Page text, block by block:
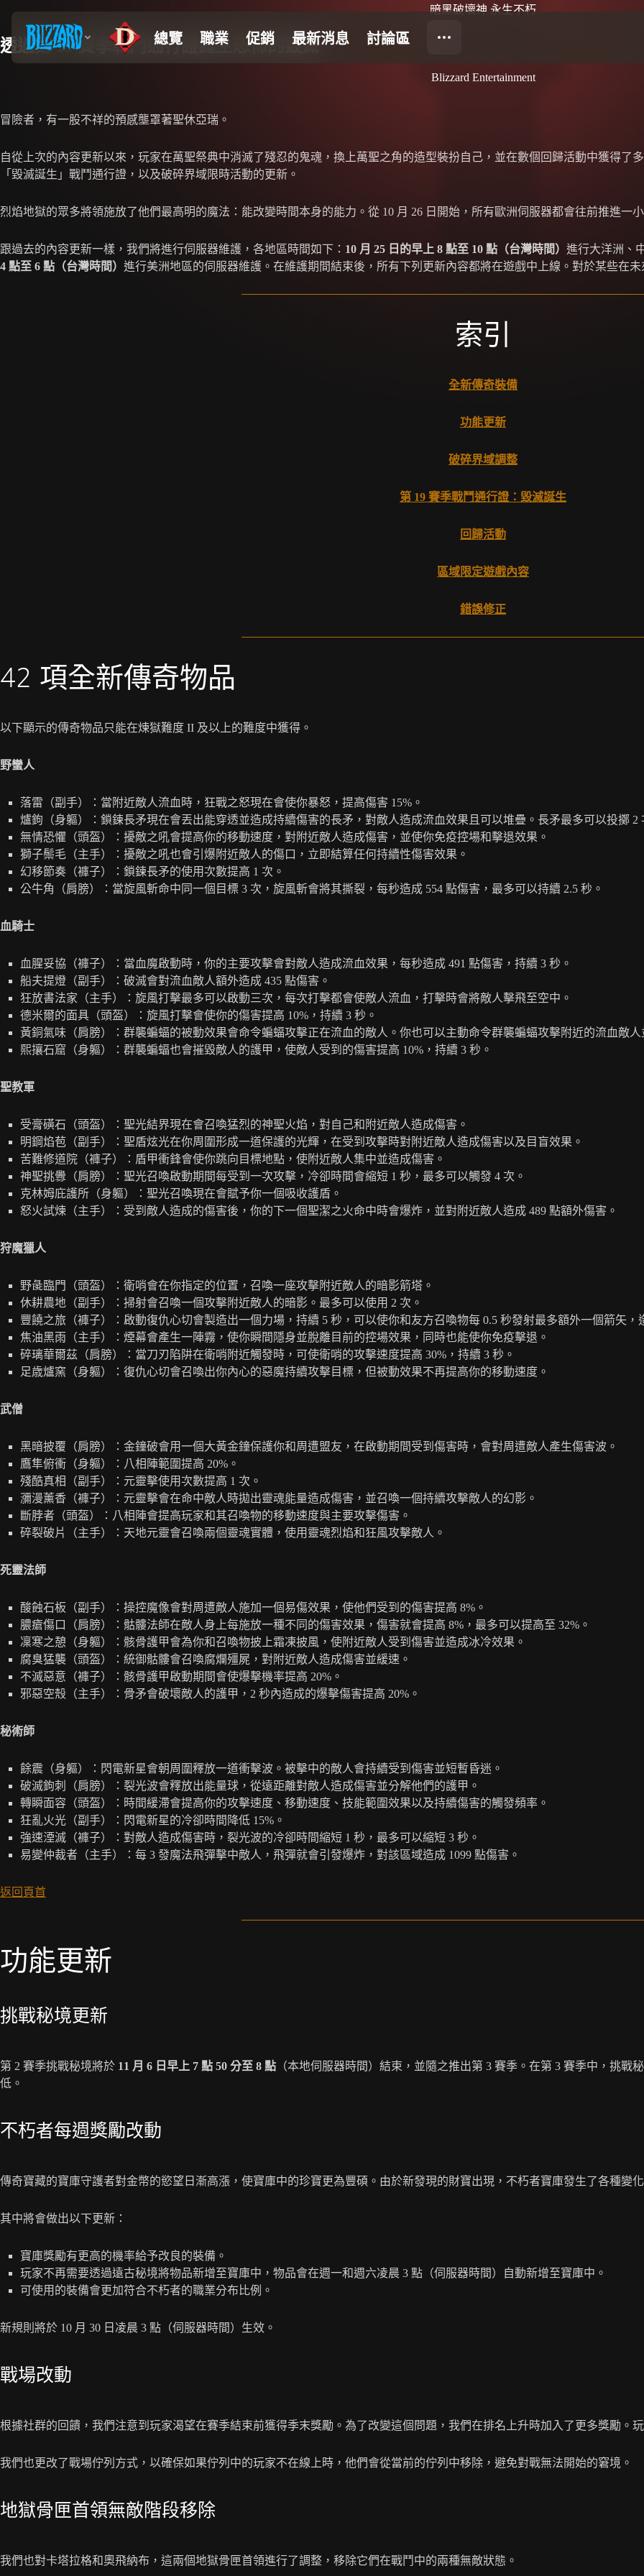
暗黑破壞神 永生不朽
透過第 19 賽季戰鬥通行證誕生恐怖的毀滅
Blizzard Entertainment
冒險者，有一股不祥的預感壟罩著聖休亞瑞。
自從上次的內容更新以來，玩家在萬聖祭典中消滅了殘忍的鬼魂，換上萬聖之角的造型裝扮自己，並在數個回歸活動中獲得了
「毀滅誕生」戰鬥通行證，以及破碎界域限時活動的更新。
烈焰地獄的眾多將領施放了他們最高明的魔法：能改變時間本身的能力。從 10 月 26 日開始，所有歐洲伺服器都會往前推進一
跟過去的內容更新一樣，我們將進行伺服器維護，各地區時間如下： 10 月 25 日的早上 8 點至 10 點（台灣時間） 進行大洋洲、
4 點至 6 點（台灣時間） 進行美洲地區的伺服器維護。在維護期間結束後，所有下列更新內容都將在遊戲中上線。對於某些在
索引
全新傳奇裝備
功能更新
破碎界域調整
第 19 賽季戰鬥通行證：毀滅誕生
回歸活動
區域限定遊戲內容
錯誤修正
42 項全新傳奇物品
以下顯示的傳奇物品只能在煉獄難度 II 及以上的難度中獲得。
野蠻人
落雷（副手）：當附近敵人流血時，狂戰之怒現在會使你暴怒，提高傷害 15%。
爐鉤（身軀）：鎖鍊長矛現在會丟出能穿透並造成持續傷害的長矛，對敵人造成流血效果且可以堆疊。長矛最多可以投擲 2
無情恐懼（頭盔）：擾敵之吼會提高你的移動速度，對附近敵人造成傷害，並使你免疫控場和擊退效果。
獅子鬃毛（主手）：擾敵之吼也會引爆附近敵人的傷口，立即結算任何持續性傷害效果。
幻移節奏（褲子）：鎖鍊長矛的使用次數提高 1 次。
公牛角（肩膀）：當旋風斬命中同一個目標 3 次，旋風斬會將其撕裂，每秒造成 554 點傷害，最多可以持續 2.5 秒。
血騎士
血腥妥協（褲子）：當血魔啟動時，你的主要攻擊會對敵人造成流血效果，每秒造成 491 點傷害，持續 3 秒。
船夫提燈（副手）：破滅會對流血敵人額外造成 435 點傷害。
狂放書法家（主手）：旋風打擊最多可以啟動三次，每次打擊都會使敵人流血，打擊時會將敵人擊飛至空中。
德米爾的面具（頭盔）：旋風打擊會使你的傷害提高 10%，持續 3 秒。
黃銅氣味（肩膀）：群襲蝙蝠的被動效果會命令蝙蝠攻擊正在流血的敵人。你也可以主動命令群襲蝙蝠攻擊附近的流血敵
熙攘石窟（身軀）：群襲蝙蝠也會摧毀敵人的護甲，使敵人受到的傷害提高 10%，持續 3 秒。
聖教軍
受膏磺石（頭盔）：聖光結界現在會召喚猛烈的神聖火焰，對自己和附近敵人造成傷害。
明鋼焰苞（副手）：聖盾炫光在你周圍形成一道保護的光輝，在受到攻擊時對附近敵人造成傷害以及目盲效果。
苦難修道院（褲子）：盾甲衝鋒會使你跳向目標地點，使附近敵人集中並造成傷害。
神聖挑釁（肩膀）：聖光召喚啟動期間每受到一次攻擊，冷卻時間會縮短 1 秒，最多可以觸發 4 次。
克林姆庇護所（身軀）：聖光召喚現在會賦予你一個吸收護盾。
怒火試煉（主手）：受到敵人造成的傷害後，你的下一個聖潔之火命中時會爆炸，並對附近敵人造成 489 點額外傷害。
狩魔獵人
野彘臨門（頭盔）：衛哨會在你指定的位置，召喚一座攻擊附近敵人的暗影箭塔。
休耕農地（副手）：掃射會召喚一個攻擊附近敵人的暗影。最多可以使用 2 次。
豐饒之旅（褲子）：啟動復仇心切會製造出一個力場，持續 5 秒，可以使你和友方召喚物每 0.5 秒發射最多額外一個箭矢，
焦油黑雨（主手）：煙幕會產生一陣霧，使你瞬間隱身並脫離目前的控場效果，同時也能使你免疫擊退。
碎璃華爾茲（肩膀）：當刀刃陷阱在衛哨附近觸發時，可使衛哨的攻擊速度提高 30%，持續 3 秒。
足歳爐窯（身軀）：復仇心切會召喚出你內心的惡魔持續攻擊目標，但被動效果不再提高你的移動速度。
武僧
黑暗披覆（肩膀）：金鐘破會用一個大黃金鐘保護你和周遭盟友，在啟動期間受到傷害時，會對周遭敵人產生傷害波。
鷹隼俯衝（身軀）：八相陣範圍提高 20%。
殘酷真相（副手）：元靈擊使用次數提高 1 次。
瀰漫薰香（褲子）：元靈擊會在命中敵人時拋出靈魂能量造成傷害，並召喚一個持續攻擊敵人的幻影。
斷脖者（頭盔）：八相陣會提高玩家和其召喚物的移動速度與主要攻擊傷害。
碎裂破片（主手）：天地元靈會召喚兩個靈魂實體，使用靈魂烈焰和狂風攻擊敵人。
死靈法師
酸蝕石板（副手）：操控魔像會對周遭敵人施加一個易傷效果，使他們受到的傷害提高 8%。
膿瘡傷口（肩膀）：骷髏法師在敵人身上每施放一種不同的傷害效果，傷害就會提高 8%，最多可以提高至 32%。
凜寒之憩（身軀）：骸骨護甲會為你和召喚物披上霜凍披風，使附近敵人受到傷害並造成冰冷效果。
腐臭猛襲（頭盔）：統御骷髏會召喚腐爛殭屍，對附近敵人造成傷害並緩速。
不滅惡意（褲子）：骸骨護甲啟動期間會使爆擊機率提高 20%。
邪惡空殼（主手）：骨矛會破壞敵人的護甲，2 秒內造成的爆擊傷害提高 20%。
秘術師
餘震（身軀）：閃電新星會朝周圍釋放一道衝擊波。被擊中的敵人會持續受到傷害並短暫昏迷。
破滅鉤刺（肩膀）：裂光波會釋放出能量球，從遠距離對敵人造成傷害並分解他們的護甲。
轉瞬面容（頭盔）：時間緩滯會提高你的攻擊速度、移動速度、技能範圍效果以及持續傷害的觸發頻率。
狂亂火光（副手）：閃電新星的冷卻時間降低 15%。
強速湮滅（褲子）：對敵人造成傷害時，裂光波的冷卻時間縮短 1 秒，最多可以縮短 3 秒。
易變仲裁者（主手）：每 3 發魔法飛彈擊中敵人，飛彈就會引發爆炸，對該區域造成 1099 點傷害。
返回頁首
功能更新
挑戰秘境更新
第 2 賽季挑戰秘境將於 11 月 6 日早上 7 點 50 分至 8 點 （本地伺服器時間）結束，並隨之推出第 3 賽季。在第 3 賽季中，挑戰
低。
不朽者每週獎勵改動
傳奇寶藏的寶庫守護者對金幣的慾望日漸高漲，使寶庫中的珍寶更為豐碩。由於新發現的財寶出現，不朽者寶庫發生了各種變
其中將會做出以下更新：
寶庫獎勵有更高的機率給予改良的裝備。
玩家不再需要透過遠古秘境將物品新增至寶庫中，物品會在週一和週六凌晨 3 點（伺服器時間）自動新增至寶庫中。
可使用的裝備會更加符合不朽者的職業分布比例。
新規則將於 10 月 30 日凌晨 3 點（伺服器時間）生效。
戰場改動
根據社群的回饋，我們注意到玩家渴望在賽季結束前獲得季末獎勵。為了改變這個問題，我們在排名上升時加入了更多獎勵。
我們也更改了戰場佇列方式，以確保如果佇列中的玩家不在線上時，他們會從當前的佇列中移除，避免對戰無法開始的窘境。
地獄骨匣首領無敵階段移除
我們也對卡塔拉格和奧飛納布，這兩個地獄骨匣首領進行了調整，移除它們在戰鬥中的兩種無敵狀態。